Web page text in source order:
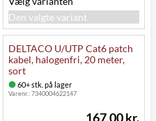
Den valgte variant
DELTACO U/UTP Cat6 patch
kabel, halogenfri, 20 meter,
sort
60+ stk. på lager
Varenr.:7340004622147
167,00 kr.